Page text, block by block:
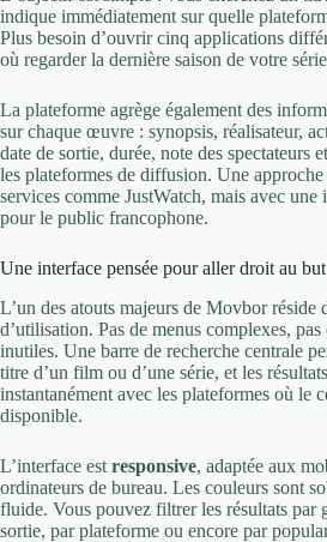
indique immédiatement sur quelle
Plus besoin d’ouvrir cinq applications
où regarder la dernière saison de votre
La plateforme agrège également des
sur chaque œuvre : synopsis, réalisateur,
date de sortie, durée, note des spectateurs
les plateformes de diffusion. Une
services comme JustWatch, mais avec une
pour le public francophone.
Une interface pensée pour aller droit au but
L’un des atouts majeurs de Movbor réside
d’utilisation. Pas de menus complexes, pas
inutiles. Une barre de recherche centrale
titre d’un film ou d’une série, et les
instantanément avec les plateformes où le
disponible.
L’interface est responsive, adaptée aux
ordinateurs de bureau. Les couleurs sont
fluide. Vous pouvez filtrer les résultats par
sortie, par plateforme ou encore par